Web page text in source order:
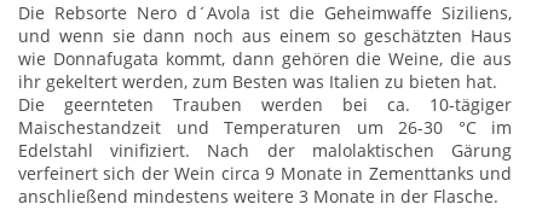
Die Rebsorte Nero d´Avola ist die Geheimwaffe Siziliens,
und wenn sie dann noch aus einem so geschätzten Haus
wie Donnafugata kommt, dann gehören die Weine, die aus
ihr gekeltert werden, zum Besten was Italien zu bieten hat.
Die geernteten Trauben werden bei ca. 10-tägiger
Maischestandzeit und Temperaturen um 26-30 °C im
Edelstahl vinifiziert. Nach der malolaktischen Gärung
verfeinert sich der Wein circa 9 Monate in Zementtanks und
anschließend mindestens weitere 3 Monate in der Flasche.